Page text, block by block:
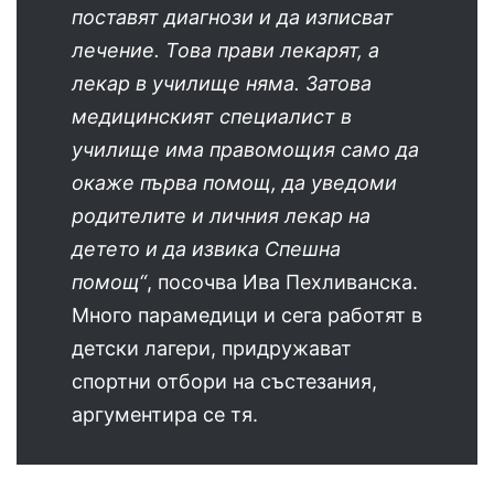
поставят диагнози и да изписват
лечение. Това прави лекарят, а
лекар в училище няма. Затова
медицинският специалист в
училище има правомощия само да
окаже първа помощ, да уведоми
родителите и личния лекар на
детето и да извика Спешна
помощ“, посочва Ива Пехливанска.
Много парамедици и сега работят в
детски лагери, придружават
спортни отбори на състезания,
аргументира се тя.